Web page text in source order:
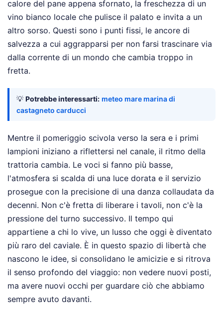
calore del pane appena sfornato, la freschezza di un
vino bianco locale che pulisce il palato e invita a un
altro sorso. Questi sono i punti fissi, le ancore di
salvezza a cui aggrapparsi per non farsi trascinare via
dalla corrente di un mondo che cambia troppo in
fretta.
💡 Potrebbe interessarti: meteo mare marina di
castagneto carducci
Mentre il pomeriggio scivola verso la sera e i primi
lampioni iniziano a riflettersi nel canale, il ritmo della
trattoria cambia. Le voci si fanno più basse,
l'atmosfera si scalda di una luce dorata e il servizio
prosegue con la precisione di una danza collaudata da
decenni. Non c'è fretta di liberare i tavoli, non c'è la
pressione del turno successivo. Il tempo qui
appartiene a chi lo vive, un lusso che oggi è diventato
più raro del caviale. È in questo spazio di libertà che
nascono le idee, si consolidano le amicizie e si ritrova
il senso profondo del viaggio: non vedere nuovi posti,
ma avere nuovi occhi per guardare ciò che abbiamo
sempre avuto davanti.